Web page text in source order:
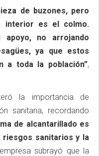
de buzones, pero
interior es el colmo.
no arrojando
ya que estos
a toda la población”,
la importancia de
sanitaria, recordando
de alcantarillado es
riesgos sanitarios y la
empresa subrayó que la